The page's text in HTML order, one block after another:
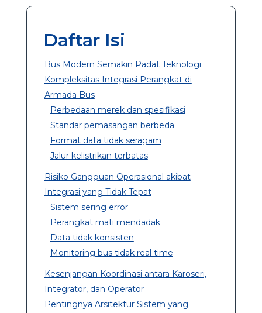
Daftar Isi
Bus Modern Semakin Padat Teknologi
Kompleksitas Integrasi Perangkat di
Armada Bus
Perbedaan merek dan spesifikasi
Standar pemasangan berbeda
Format data tidak seragam
Jalur kelistrikan terbatas
Risiko Gangguan Operasional akibat
Integrasi yang Tidak Tepat
Sistem sering error
Perangkat mati mendadak
Data tidak konsisten
Monitoring bus tidak real time
Kesenjangan Koordinasi antara Karoseri,
Integrator, dan Operator
Pentingnya Arsitektur Sistem yang